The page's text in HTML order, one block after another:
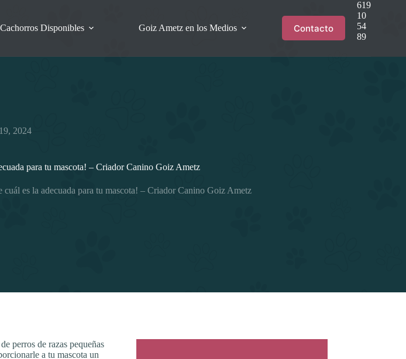
Cachorros Disponibles Goiz Ametz en los Medios Contacto
619
10
54
89
2024
para tu mascota! – Criador Canino Goiz Ametz
cuál es la adecuada para tu mascota! – Criador Canino Goiz Ametz
perros de razas pequeñas
a tu mascota un